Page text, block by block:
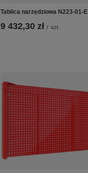
Tablica narzędziowa N223-01-E
9 432,30 zł / szt.